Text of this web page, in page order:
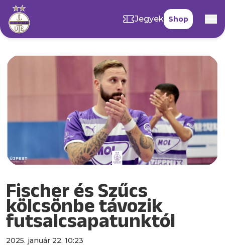
Jegyek Shop
Fischer és Szűcs
kölcsönbe távozik
futsalcsapatunktól
2025. január 22. 10:23